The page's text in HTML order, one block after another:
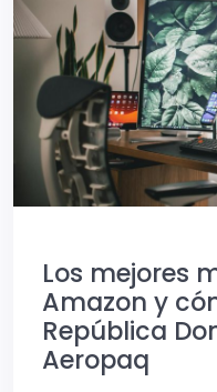
Los mejores
Amazon y
República
Aeropaq